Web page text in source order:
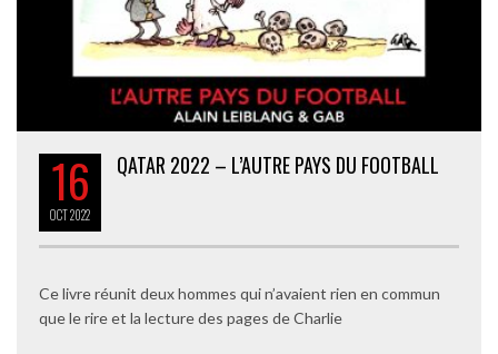
16
OCT2022
QATAR 2022 – L’AUTRE PAYS DU FOOTBALL
Ce livre réunit deux hommes qui n’avaient rien en commun
que le rire et la lecture des pages de Charlie